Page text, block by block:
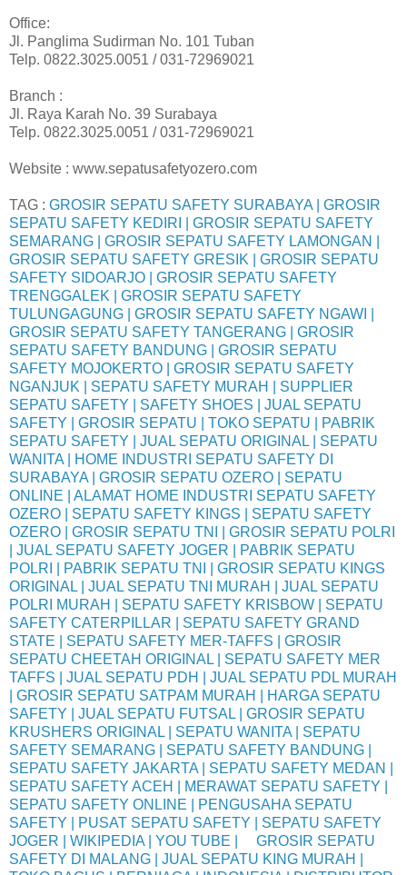
Office:
Jl. Panglima Sudirman No. 101 Tuban
Telp. 0822.3025.0051 / 031-72969021
Branch :
Jl. Raya Karah No. 39 Surabaya
Telp. 0822.3025.0051 / 031-72969021
Website : www.sepatusafetyozero.com
TAG : GROSIR SEPATU SAFETY SURABAYA | GROSIR
SEPATU SAFETY KEDIRI | GROSIR SEPATU SAFETY
SEMARANG | GROSIR SEPATU SAFETY LAMONGAN |
GROSIR SEPATU SAFETY GRESIK | GROSIR SEPATU
SAFETY SIDOARJO | GROSIR SEPATU SAFETY
TRENGGALEK | GROSIR SEPATU SAFETY
TULUNGAGUNG | GROSIR SEPATU SAFETY NGAWI |
GROSIR SEPATU SAFETY TANGERANG | GROSIR
SEPATU SAFETY BANDUNG | GROSIR SEPATU
SAFETY MOJOKERTO | GROSIR SEPATU SAFETY
NGANJUK | SEPATU SAFETY MURAH | SUPPLIER
SEPATU SAFETY | SAFETY SHOES | JUAL SEPATU
SAFETY | GROSIR SEPATU | TOKO SEPATU | PABRIK
SEPATU SAFETY | JUAL SEPATU ORIGINAL | SEPATU
WANITA | HOME INDUSTRI SEPATU SAFETY DI
SURABAYA | GROSIR SEPATU OZERO | SEPATU
ONLINE | ALAMAT HOME INDUSTRI SEPATU SAFETY
OZERO | SEPATU SAFETY KINGS | SEPATU SAFETY
OZERO | GROSIR SEPATU TNI | GROSIR SEPATU POLRI
| JUAL SEPATU SAFETY JOGER | PABRIK SEPATU
POLRI | PABRIK SEPATU TNI | GROSIR SEPATU KINGS
ORIGINAL | JUAL SEPATU TNI MURAH | JUAL SEPATU
POLRI MURAH | SEPATU SAFETY KRISBOW | SEPATU
SAFETY CATERPILLAR | SEPATU SAFETY GRAND
STATE | SEPATU SAFETY MER-TAFFS | GROSIR
SEPATU CHEETAH ORIGINAL | SEPATU SAFETY MER
TAFFS | JUAL SEPATU PDH | JUAL SEPATU PDL MURAH
| GROSIR SEPATU SATPAM MURAH | HARGA SEPATU
SAFETY | JUAL SEPATU FUTSAL | GROSIR SEPATU
KRUSHERS ORIGINAL | SEPATU WANITA | SEPATU
SAFETY SEMARANG | SEPATU SAFETY BANDUNG |
SEPATU SAFETY JAKARTA | SEPATU SAFETY MEDAN |
SEPATU SAFETY ACEH | MERAWAT SEPATU SAFETY |
SEPATU SAFETY ONLINE | PENGUSAHA SEPATU
SAFETY | PUSAT SEPATU SAFETY | SEPATU SAFETY
JOGER | WIKIPEDIA | YOU TUBE | GROSIR SEPATU
SAFETY DI MALANG | JUAL SEPATU KING MURAH |